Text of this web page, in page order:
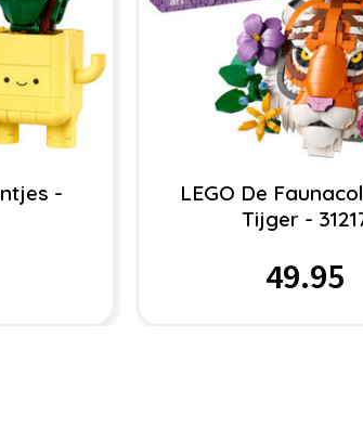
-
LEGO De
Tijger -
49.95